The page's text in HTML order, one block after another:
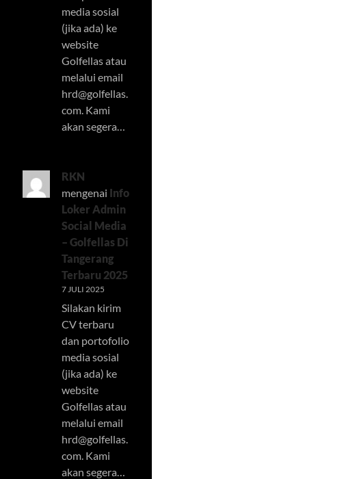
media sosial
(jika ada) ke
website
Golfellas atau
melalui email
hrd@golfellas.
com. Kami
akan segera…
RKN
mengenai Info
Loker Admin
Social Media
– Golfellas Di
Tangerang
Terbaru 2025
7 JULI 2025
Silakan kirim
CV terbaru
dan portofolio
media sosial
(jika ada) ke
website
Golfellas atau
melalui email
hrd@golfellas.
com. Kami
akan segera…